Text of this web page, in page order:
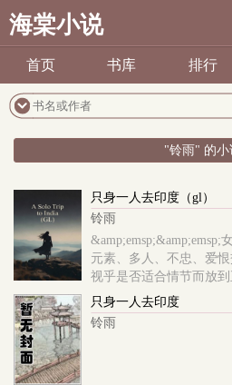
海棠小说
首页 书库 排行
"铃雨" 的小
只身一人去印度（gl）
铃雨
&amp;emsp;&amp;emsp;
元素、多人、不忠、爱
视乎是否适合情节而放
只身一人去印度
铃雨